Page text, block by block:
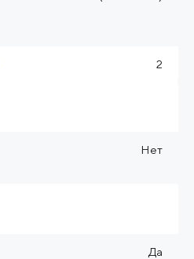
2
Нет
Да